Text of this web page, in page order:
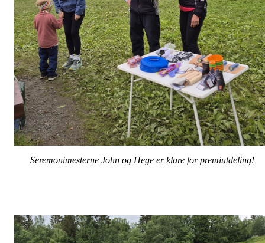
Seremonimesterne John og Hege er klare for premiutdeling!